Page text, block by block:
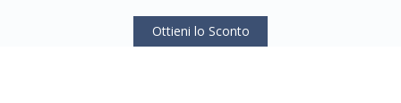
Ottieni lo Sconto